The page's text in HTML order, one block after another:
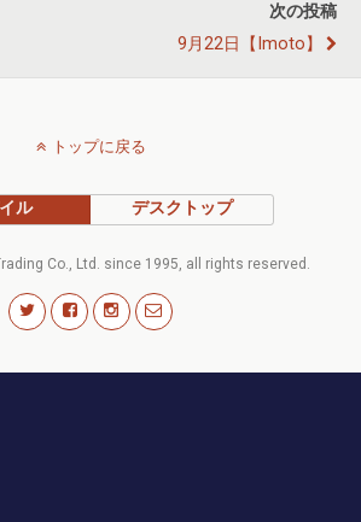
次の投稿
9月22日【imoto】
トップに戻る
ル デスクトップ
Co., Ltd. since 1995, all rights reserved.